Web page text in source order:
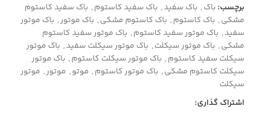
برچسب: باک, باک سفید, باک سفید کاستوم, باک سفید کاستوم
مشکی, باک کاستوم, باک کاستوم مشکی, باک موتور, باک موتور
سفید, باک موتور سفید کاستوم, باک موتور سفید کاستوم
مشکی, باک موتور سیکلت, باک موتور سیکلت سفید, باک موتور
سیکلت سفید کاستوم, باک موتور سیکلت کاستوم, باک موتور
سیکلت کاستوم مشکی, باک موتور کاستوم, موتو, موتور, موتور
سیکلت
اشتراک گذاری: